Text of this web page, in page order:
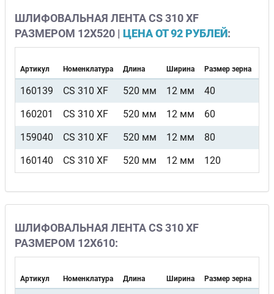
ШЛИФОВАЛЬНАЯ ЛЕНТА CS 310 XF
РАЗМЕРОМ 12Х520 | ЦЕНА ОТ 92 РУБЛЕЙ:
Артикул Номенклатура Длина Ширина Размер зерна
160139 CS 310 XF 520 мм 12 мм 40
160201
CS 310 XF 520 мм 12 мм 60
159040
CS 310 XF 520 мм 12 мм 80
160140
CS 310 XF 520 мм 12 мм 120
ШЛИФОВАЛЬНАЯ ЛЕНТА CS 310 XF
РАЗМЕРОМ 12Х610:
Артикул Номенклатура Длина Ширина Размер зерна